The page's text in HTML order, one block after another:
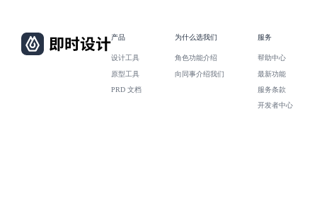
产品
设计工具
原型工具
PRD 文档
为什么选我们
角色功能介绍
向同事介绍我们
服务
帮助中心
最新功能
服务条款
开发者中心